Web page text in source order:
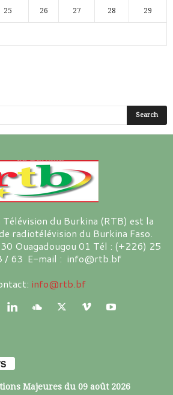
25 26 27 28 29
du Burkina (RTB) est la
radiotélévision du Burkina Faso.
Ouagadougou 01 Tél : (+226) 25
/ 63 E-mail : info@rtb.bf
info@rtb.bf
Majeures du 09 août 2026